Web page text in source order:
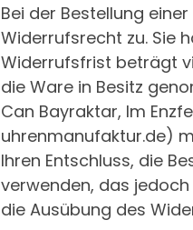
Bei der Bestellung
Widerrufsrecht zu. Sie
Widerrufsfrist beträgt
die Ware in Besitz
Can Bayraktar, Im
uhrenmanufaktur.de)
Ihren Entschluss, die
verwenden, das
die Ausübung des